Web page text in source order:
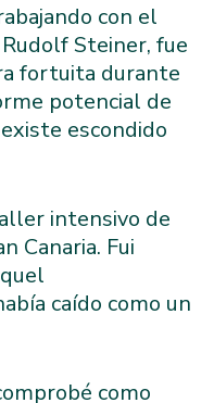
con el
Steiner, fue
fortuita durante
potencial de
escondido
intensivo de
Canaria. Fui
caído como un
como